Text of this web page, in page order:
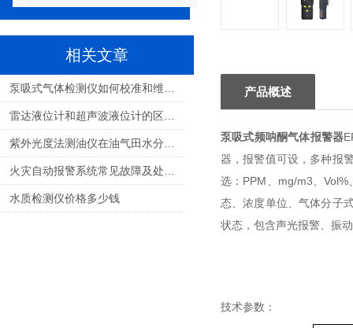
相关文章
水质检测仪价格多少钱
产品概述
泵吸式频呐酮气体报警器
器，报警值可设，多种报
选：PPM、mg/m3、
态、浓度单位、气体分子
状态，包含声光报警、振
技术参数：